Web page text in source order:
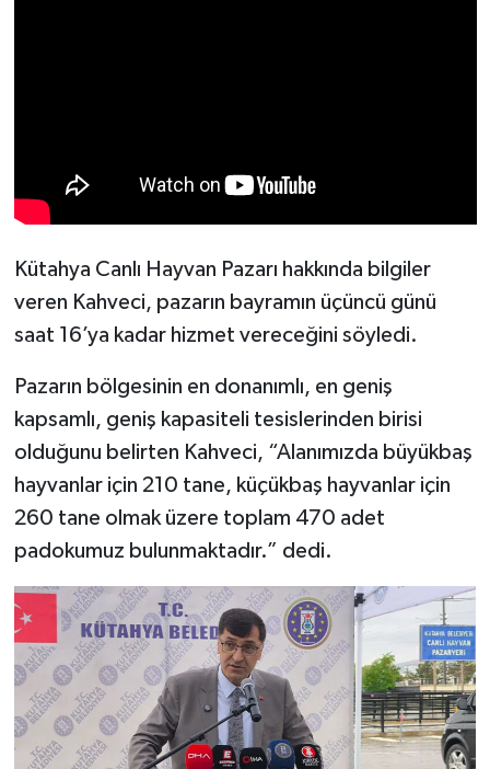
Kütahya Canlı Hayvan Pazarı hakkında bilgiler
veren Kahveci, pazarın bayramın üçüncü günü
saat 16’ya kadar hizmet vereceğini söyledi.
Pazarın bölgesinin en donanımlı, en geniş
kapsamlı, geniş kapasiteli tesislerinden birisi
olduğunu belirten Kahveci, “Alanımızda büyükbaş
hayvanlar için 210 tane, küçükbaş hayvanlar için
260 tane olmak üzere toplam 470 adet
padokumuz bulunmaktadır.” dedi.
Tavşanlı
Türkiye
Yaşam
Yemek Tarifleri